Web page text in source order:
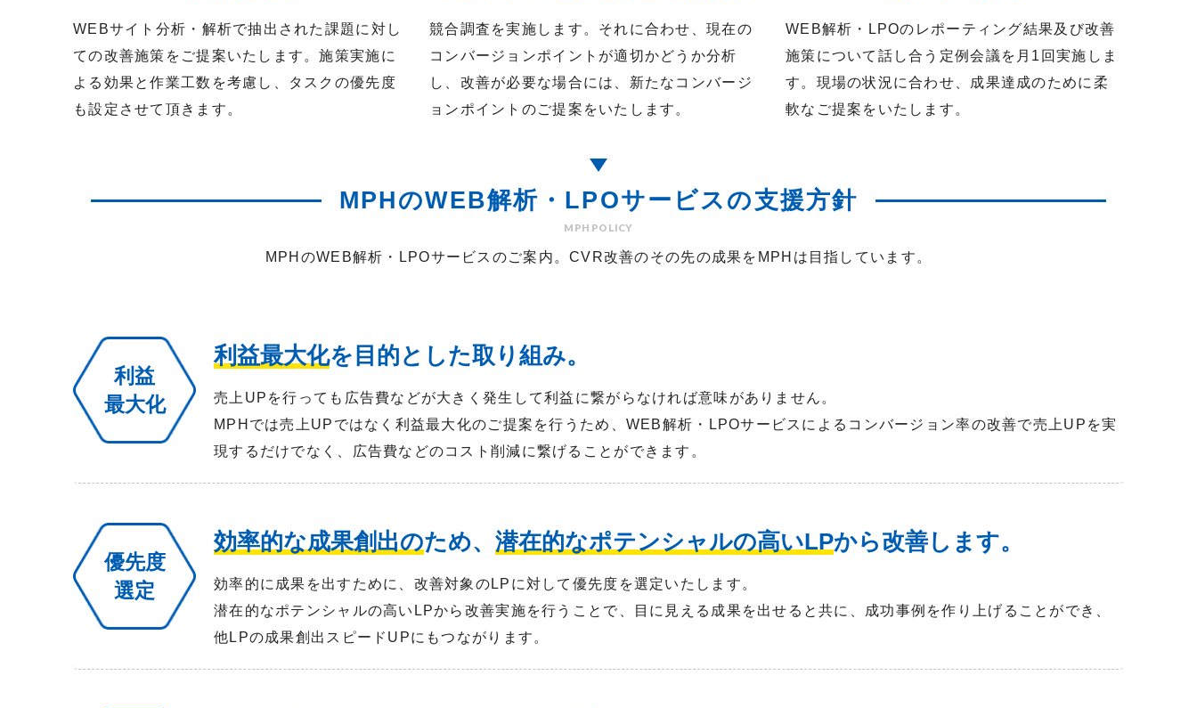
WEBサイト分析・解析で抽出された課題に対し
ての改善施策をご提案いたします。施策実施に
よる効果と作業工数を考慮し、タスクの優先度
も設定させて頂きます。
競合調査を実施します。それに合わせ、現在の
コンバージョンポイントが適切かどうか分析
し、改善が必要な場合には、新たなコンバージ
ョンポイントのご提案をいたします。
WEB解析・LPOのレポーティング結果及び改善
施策について話し合う定例会議を月1回実施しま
す。現場の状況に合わせ、成果達成のために柔
軟なご提案をいたします。
MPHのWEB解析・LPOサービス の支援方針
MPH POLICY
MPHのWEB解析・LPOサービスのご案内。CVR改善のその先の成果をMPHは目指しています。
利益
最大化
利益最大化を目的とした取り組み。
売上UPを行っても広告費などが大きく発生して利益に繋がらなければ意味がありません。
MPHでは売上UPではなく利益最大化のご提案を行うため、WEB解析・LPOサービスによるコンバージョン率の改善で売上UPを実
現するだけでなく、広告費などのコスト削減に繋げることができます。
優先度
選定
効率的な成果創出のため、 潜在的なポテンシャルの高いLPから改善します。
効率的に成果を出すために、改善対象のLPに対して優先度を選定いたします。
潜在的なポテンシャルの高いLPから改善実施を行うことで、目に見える成果を出せると共に、成功事例を作り上げることができ、
他LPの成果創出スピードUPにもつながります。